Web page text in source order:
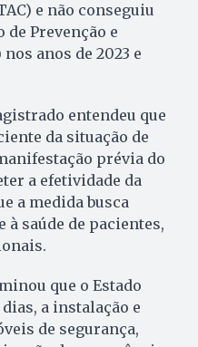
e não conseguiu
de Prevenção e
anos de 2023 e
entendeu que
da situação de
prévia do
a efetividade da
a medida busca
saúde de pacientes,
que o Estado
a instalação e
de segurança,